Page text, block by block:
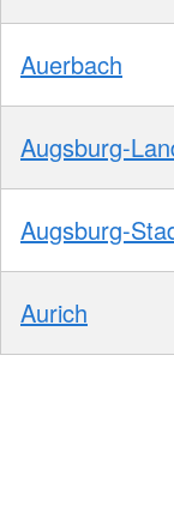
Auerbach
Augsburg-
Augsburg-
Aurich